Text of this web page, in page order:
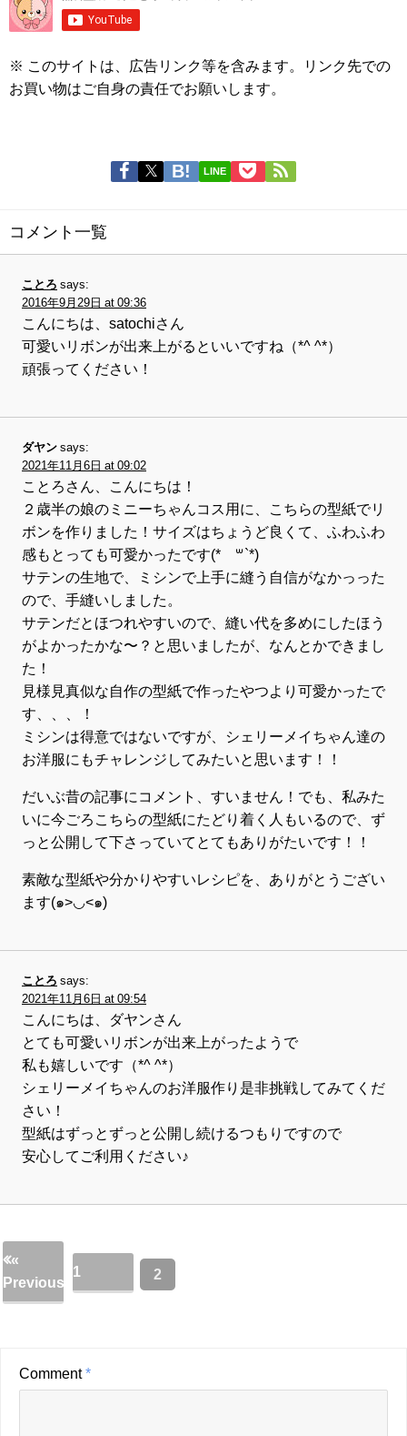
※ このサイトは、広告リンク等を含みます。リンク先での
お買い物はご自身の責任でお願いします。
LINE
コメント一覧
ことろ says:
2016年9月29日 at 09:36
こんにちは、satochiさん
可愛いリボンが出来上がるといいですね（*^ ^*）
頑張ってください！
ダヤン says:
2021年11月6日 at 09:02
ことろさん、こんにちは！
２歳半の娘のミニーちゃんコス用に、こちらの型紙でリ
ボンを作りました！サイズはちょうど良くて、ふわふわ
感もとっても可愛かったです(*´꒳`*)
サテンの生地で、ミシンで上手に縫う自信がなかっった
ので、手縫いしました。
サテンだとほつれやすいので、縫い代を多めにしたほう
がよかったかな〜？と思いましたが、なんとかできまし
た！
見様見真似な自作の型紙で作ったやつより可愛かったで
す、、、！
ミシンは得意ではないですが、シェリーメイちゃん達の
お洋服にもチャレンジしてみたいと思います！！
だいぶ昔の記事にコメント、すいません！でも、私みた
いに今ごろこちらの型紙にたどり着く人もいるので、ず
っと公開して下さっていてとてもありがたいです！！
素敵な型紙や分かりやすいレシピを、ありがとうござい
ます(๑>◡<๑)
ことろ says:
2021年11月6日 at 09:54
こんにちは、ダヤンさん
とても可愛いリボンが出来上がったようで
私も嬉しいです（*^ ^*）
シェリーメイちゃんのお洋服作り是非挑戦してみてくだ
さい！
型紙はずっとずっと公開し続けるつもりですので
安心してご利用ください♪
«
Previous
1 2
Comment*